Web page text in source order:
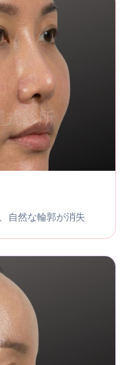
自然な輪郭が消失